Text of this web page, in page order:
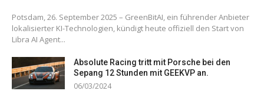
Potsdam, 26. September 2025 – GreenBitAI, ein führender Anbieter
lokalisierter KI-Technologien, kündigt heute offiziell den Start von
Libra AI Agent...
Absolute Racing tritt mit Porsche bei den
Sepang 12 Stunden mit GEEKVP an.
06/03/2024